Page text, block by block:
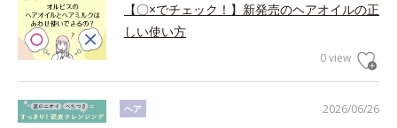
【〇×でチェック！】新発売のヘアオイルの正
しい使い方
0 view
2026/06/26
ヘア